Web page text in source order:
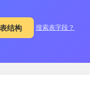
搜索表字段？